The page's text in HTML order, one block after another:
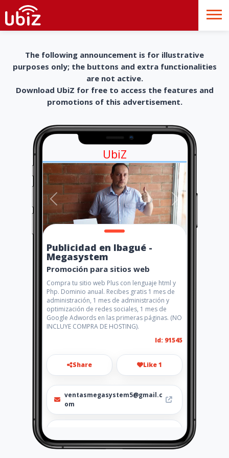
The following announcement is for illustrative
purposes only; the buttons and extra functionalities
are not active.
Download UbiZ for free to access the features and
promotions of this advertisement.
UbiZ
Publicidad en Ibagué -
Megasystem
Promoción para sitios web
Compra tu sitio web Plus con lenguaje html y
Php. Dominio anual. Recibes gratis 1 mes de
administración, 1 mes de administración y
optimización de redes sociales, 1 mes de
Google Adwords en las primeras páginas. (NO
INCLUYE COMPRA DE HOSTING).
Id: 91545
Share Like 1
ventasmegasystem5@gmail.c
om